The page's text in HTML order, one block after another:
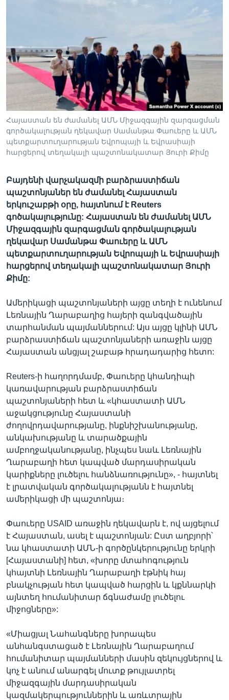
Հայաստան են ժամանել ԱՄՆ Միջազգային զարգացման
գործակալության ղեկավար Սամանթա Փաուերը և ԱՄՆ
պետքարտուղարության Եվրոպայի և Եվրասիայի
հարցերով տեղակալի պաշտոնակատար Յուրի Քիմը
Բայդենի վարչակազմի բարձրաստիճան
պաշտոնյաներ են ժամանել Հայաստան
երկուշաբթի օրը, հայտնում է Reuters
գոծակալությունը: Հայաստան են ժամանել ԱՄՆ
Միջազգային զարգացման գործակալության
ղեկավար Սամանթա Փաուերը և ԱՄՆ
պետքարտուղարության Եվրոպայի և Եվրասիայի
հարցերով տեղակալի պաշտոնակատար Յուրի
Քիմը:
Ամերիկացի պաշտոնյաների այցը տեղի է ունենում
Լեռնային Ղարաբաղից հայերի զանգվածային
տարհանման պայմաններում: Այս այցը կլինի ԱՄՆ
բարձրաստիճան պաշտոնյաների առաջին այցը
Հայաստան անցյալ շաբաթ հրադադարից հետո:
Reuters-ի հաղորդմամբ, Փաուերը կհանդիպի
կառավարության բարձրաստիճան
պաշտոնյաների հետ և «կհաստատի ԱՄՆ
աջակցությունը Հայաստանի
ժողովրդավարությանը, ինքնիշխանությանը,
անկախությանը և տարածքային
ամբողջականությանը, ինչպես նաև Լեռնային
Ղարաբաղի հետ կապված մարդասիրական
կարիքները լուծելու հանձնառությունը», - հայտնել
է լրատվական գործակալությանն է հայտնել
ամերիկացի մի պաշտոնյա։
Փաուերը USAID առաջին ղեկավարն է, ով այցելում
է Հայաստան, ասել է պաշտոնյան: Ըստ աղբյորի՝
նա կհաստատի ԱՄՆ-ի գործընկերությունը երկրի
[Հայաստանի] հետ, «խորը մտահոգություն
կհայտնի Լեռնային Ղարաբաղի էթնիկ հայ
բնակչության հետ կապված հարցին և կքննարկի
այնտեղ հումանիտար ճգնաժամը լուծելու
միջոցները»:
«Միացյալ Նահանգները խորապես
անհանգստացած է Լեռնային Ղարաբաղում
հումանիտար պայմանների մասին զեկույցներով և
կոչ է անում անարգել մուտք թույլատրել
միջազգային մարդասիրական
կազմակերպություններին և առևտրային